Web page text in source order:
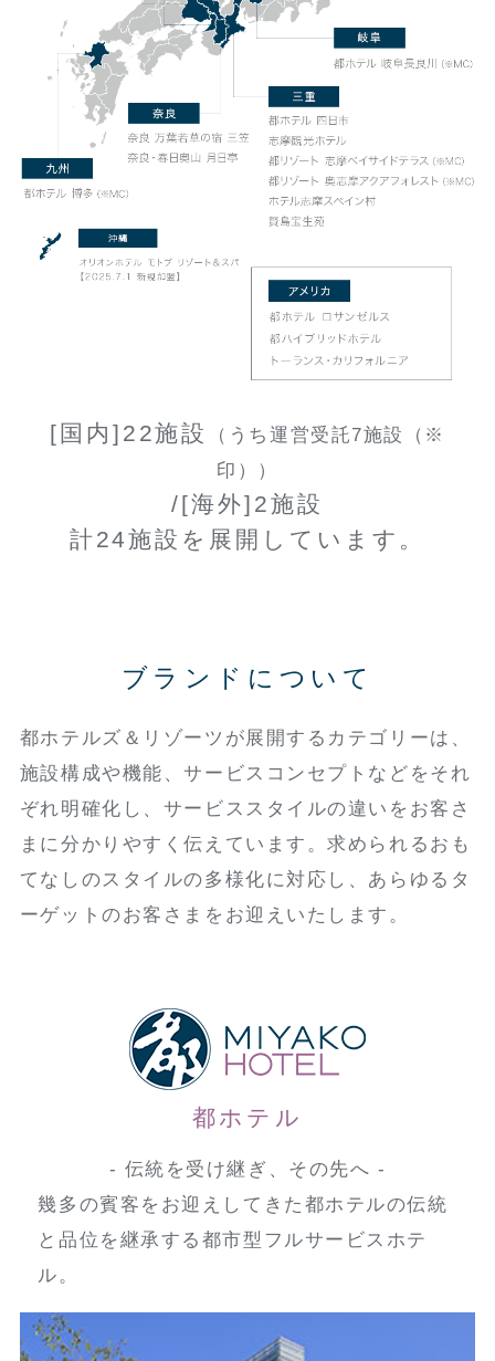
[国内]22施設
（うち運営受託7施設（※
印））
/[海外]2施設
計24施設を展開しています。
ブランドについて
都ホテルズ＆リゾーツが展開するカテゴリーは、
施設構成や機能、サービスコンセプトなどをそれ
ぞれ明確化し、サービススタイルの違いをお客さ
まに分かりやすく伝えています。求められるおも
てなしのスタイルの多様化に対応し、あらゆるタ
ーゲットのお客さまをお迎えいたします。
都ホテル
- 伝統を受け継ぎ、その先へ -
幾多の賓客をお迎えしてきた都ホテルの伝統
と品位を継承する都市型フルサービスホテ
ル。